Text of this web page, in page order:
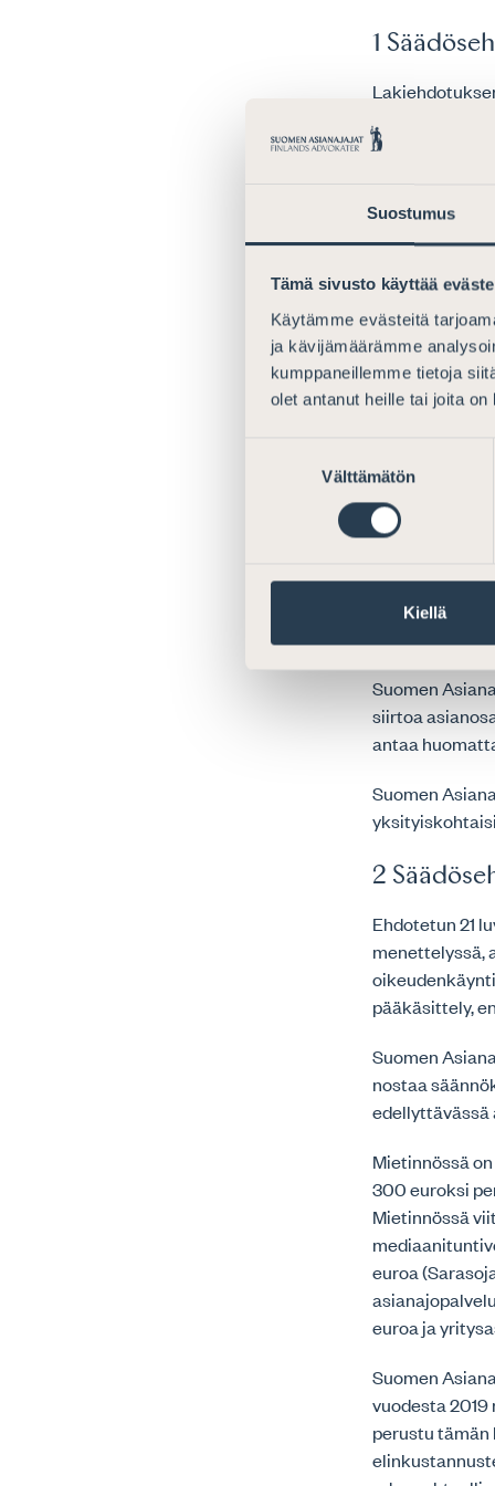
Suostumus
Tämä sivusto käyttää
Käytämme evästeitä
ja kävijämäärämme
kumppaneillemme tietoja
olet antanut heille tai joita
Välttämätön
Kiellä
1
on kuultava
siirtymisessä
merkittävää
tällaiset
vuokrariitaa,
taloudellinen
sitä, että
vaatimukset
suostumaan
osaamista tai
siirtämisen
Suomen
siirtoa
antaa
Suomen
2
Ehdotetun 21
menettelyssä,
pääkäsittely,
Suomen
nostaa
edellyttävässä
Mietinnössä
300 euroksi
Mietinnössä
euroa
euroa ja
Suomen
vuodesta
perustu